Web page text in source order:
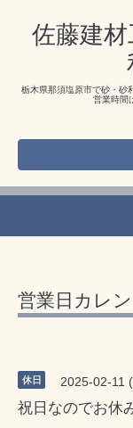
佐藤建
栃木県那須塩原市で砂・砂
営業時間
営業日カレ
休日 2025-02-11
祝日なのでお休